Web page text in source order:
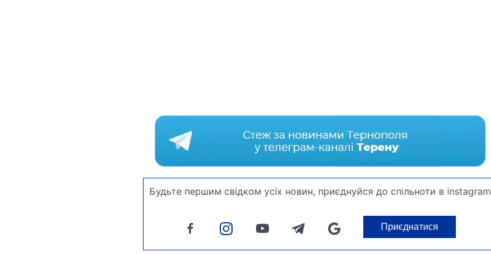
Будьте першим свідком усіх новин, приєднуйся до спільноти в instagram
Приєднатися